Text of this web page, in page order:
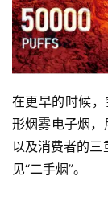
国
标
系
在更早的时候
形烟雾电子烟，
以及消费者的
见“二手烟”。